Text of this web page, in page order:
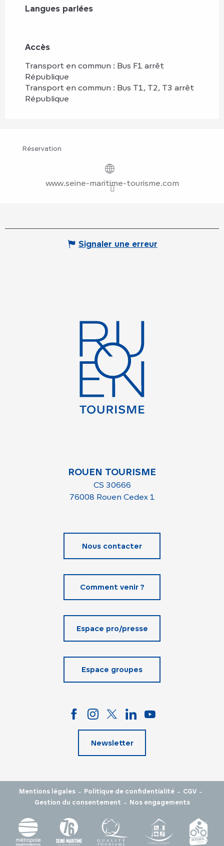
Langues parlées
Langues parlées
Accès
Accès
Transport en commun : Bus F1 arrêt
République
Transport en commun : Bus T1, T2, T3 arrêt
République
Réservation
www.seine-maritime-tourisme.com
Signaler une erreur
ROUEN TOURISME
CS 30666
76008 Rouen Cedex 1
Nous contacter
Comment venir ?
Espace pro/presse
Espace groupes
Newsletter
Mentions légales - Politique de confidentialité - CGV -
Gestion du consentement - Nos engagements